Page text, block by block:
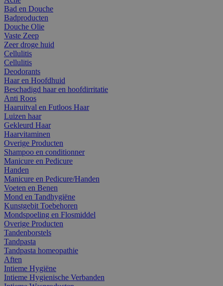
Bad en Douche
Badproducten
Douche Olie
Vaste Zeep
Zeer droge huid
Cellulitis
Cellulitis
Deodorants
Haar en Hoofdhuid
Beschadigd haar en hoofdirritatie
Anti Roos
Haaruitval en Futloos Haar
Luizen haar
Gekleurd Haar
Haarvitaminen
Overige Producten
Shampoo en conditionner
Manicure en Pedicure
Handen
Manicure en Pedicure/Handen
Voeten en Benen
Mond en Tandhygiëne
Kunstgebit Toebehoren
Mondspoeling en Flosmiddel
Overige Producten
Tandenborstels
Tandpasta
Tandpasta homeopathie
Aften
Intieme Hygiëne
Intieme Hygienische Verbanden